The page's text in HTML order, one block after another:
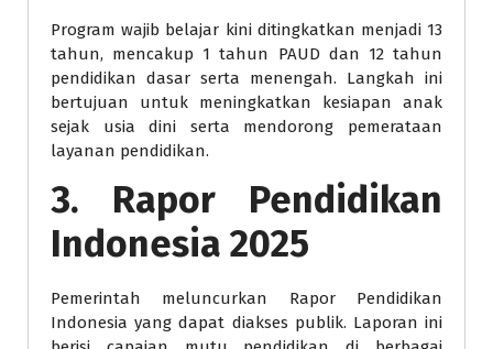
Program wajib belajar kini ditingkatkan menjadi 13
tahun, mencakup 1 tahun PAUD dan 12 tahun
pendidikan dasar serta menengah. Langkah ini
bertujuan untuk meningkatkan kesiapan anak
sejak usia dini serta mendorong pemerataan
layanan pendidikan.
3. Rapor Pendidikan
Indonesia 2025
Pemerintah meluncurkan Rapor Pendidikan
Indonesia yang dapat diakses publik. Laporan ini